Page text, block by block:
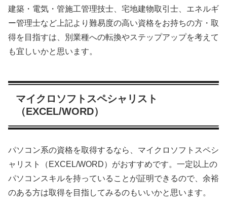
建築・電気・管施工管理技士、宅地建物取引士、エネルギ
ー管理士など上記より難易度の高い資格をお持ちの方・取
得を目指すは、別業種への転換やステップアップを考えて
も宜しいかと思います。
マイクロソフトスペシャリスト
（EXCEL/WORD）
パソコン系の資格を取得するなら、マイクロソフトスペシ
ャリスト（EXCEL/WORD）がおすすめです。一定以上の
パソコンスキルを持っていることが証明できるので、余裕
のある方は取得を目指してみるのもいいかと思います。